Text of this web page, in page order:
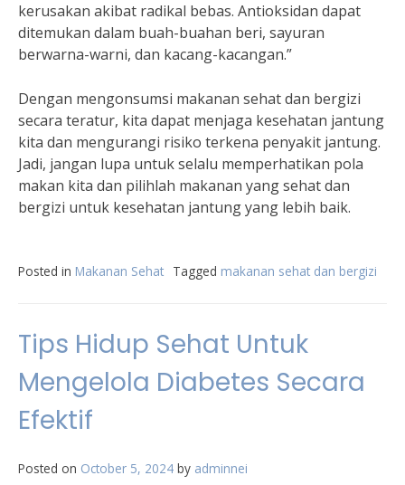
kerusakan akibat radikal bebas. Antioksidan dapat
ditemukan dalam buah-buahan beri, sayuran
berwarna-warni, dan kacang-kacangan.”
Dengan mengonsumsi makanan sehat dan bergizi
secara teratur, kita dapat menjaga kesehatan jantung
kita dan mengurangi risiko terkena penyakit jantung.
Jadi, jangan lupa untuk selalu memperhatikan pola
makan kita dan pilihlah makanan yang sehat dan
bergizi untuk kesehatan jantung yang lebih baik.
Posted in Makanan Sehat Tagged makanan sehat dan bergizi
Tips Hidup Sehat Untuk
Mengelola Diabetes Secara
Efektif
Posted on October 5, 2024 by adminnei